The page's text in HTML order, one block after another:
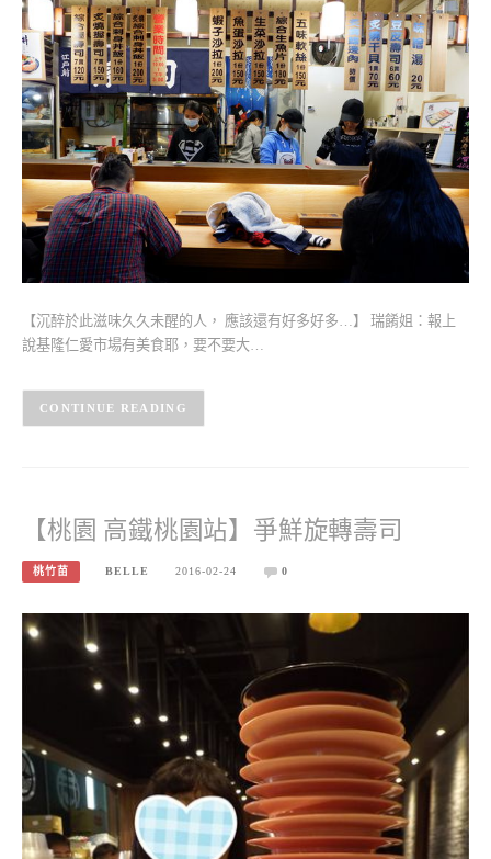
【沉醉於此滋味久久未醒的人， 應該還有好多好多…】 瑞餚姐：報上
說基隆仁愛市場有美食耶，要不要大…
CONTINUE READING
【桃園 高鐵桃園站】爭鮮旋轉壽司
桃竹苗 BELLE 2016-02-24 0